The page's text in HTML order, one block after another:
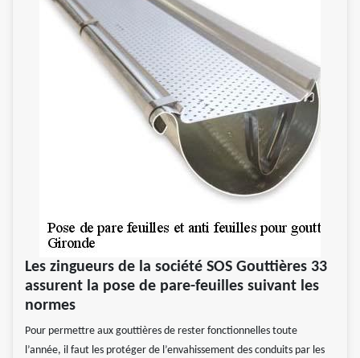
Les zingueurs de la société SOS Gouttières 33
assurent la pose de pare-feuilles suivant les
normes
Pour permettre aux gouttières de rester fonctionnelles toute
l’année, il faut les protéger de l’envahissement des conduits par les